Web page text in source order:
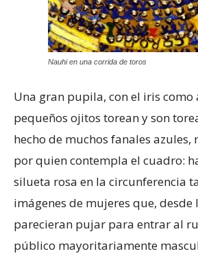
Nauhi en una corrida de toros
Una gran pupila, con el iris como
pequeños ojitos torean y son
hecho de muchos fanales
por quien contempla el cuadro:
silueta rosa en la circunferencia
imágenes de mujeres que, desde
parecieran pujar para entrar al
público mayoritariamente